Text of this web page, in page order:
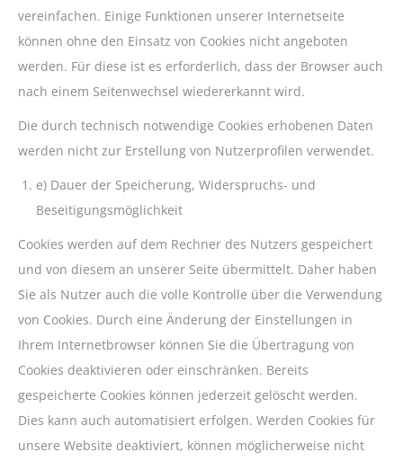
vereinfachen. Einige Funktionen unserer Internetseite
können ohne den Einsatz von Cookies nicht angeboten
werden. Für diese ist es erforderlich, dass der Browser auch
nach einem Seitenwechsel wiedererkannt wird.
Die durch technisch notwendige Cookies erhobenen Daten
werden nicht zur Erstellung von Nutzerprofilen verwendet.
e) Dauer der Speicherung, Widerspruchs- und
Beseitigungsmöglichkeit
Cookies werden auf dem Rechner des Nutzers gespeichert
und von diesem an unserer Seite übermittelt. Daher haben
Sie als Nutzer auch die volle Kontrolle über die Verwendung
von Cookies. Durch eine Änderung der Einstellungen in
Ihrem Internetbrowser können Sie die Übertragung von
Cookies deaktivieren oder einschränken. Bereits
gespeicherte Cookies können jederzeit gelöscht werden.
Dies kann auch automatisiert erfolgen. Werden Cookies für
unsere Website deaktiviert, können möglicherweise nicht